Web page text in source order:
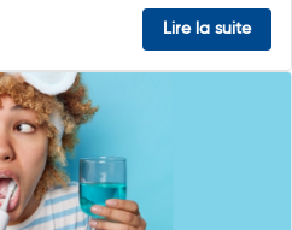
Lire la suite